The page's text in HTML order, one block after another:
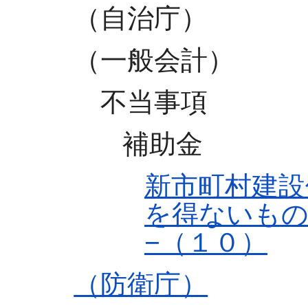
（自治庁）
（一般会計）
不当事項
補助金
新市町村建
を得ないも
−（１０）
（防衛庁）